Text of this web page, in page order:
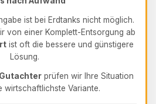
ist bei Erdtanks nicht möglich.
von einer Komplett-Entsorgung ab
ist oft die bessere und günstigere
Lösung.
Gutachter prüfen wir Ihre Situation
wirtschaftlichste Variante.